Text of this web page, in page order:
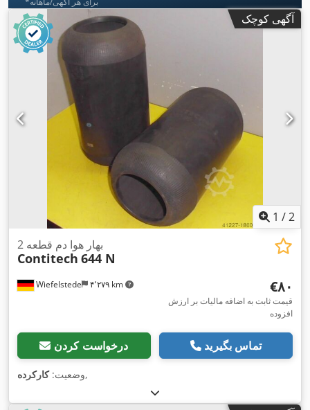
آگهی کوچک
1 /2
Wiefelstede ۴٬۲۷۹ km
بهار هوا دم قطعه 2
Contitech 644 N
‎€۸۰
قیمت ثابت به اضافه مالیات بر ارزش
افزوده
درخواست کردن تماس بگیرید
وضعیت:کارکرده ,